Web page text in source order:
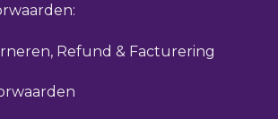
Refund & Facturering